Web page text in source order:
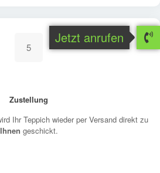
5
Zustellung
Ihr Teppich wieder per Versand direkt zu
Ihnen geschickt.
Jetzt anrufen